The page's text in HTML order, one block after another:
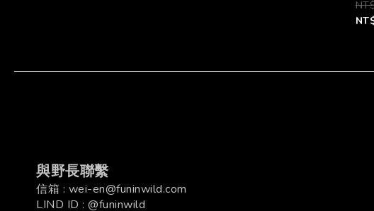
與野長聯繫
信箱 : wei-en@funinwild.com
LIND ID : @funinwild